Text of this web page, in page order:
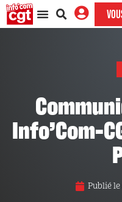
Communiqué commun
Info’Com-
Publié le